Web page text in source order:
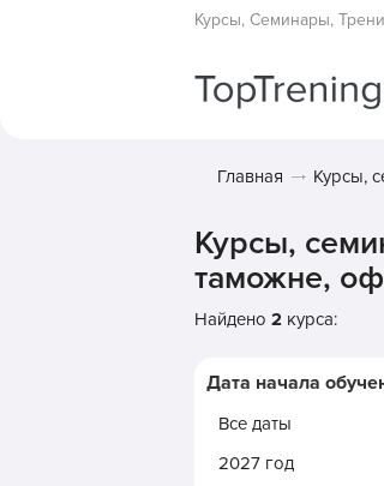
Курсы, Семинары,
Главная Курсы,
Курсы,
таможне,
Найдено 2 курса:
Дата начала
Все даты
2027 год